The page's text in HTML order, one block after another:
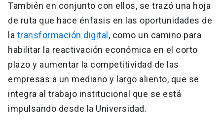
También en conjunto con ellos, se trazó una hoja
de ruta que hace énfasis en las oportunidades de
la transformación digital , como un camino para
habilitar la reactivación económica en el corto
plazo y aumentar la competitividad de las
empresas a un mediano y largo aliento, que se
integra al trabajo institucional que se está
impulsando desde la Universidad.